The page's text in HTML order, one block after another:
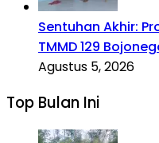
Sentuhan Akhir:
TMMD 129
Agustus 5, 2026
Top Bulan Ini